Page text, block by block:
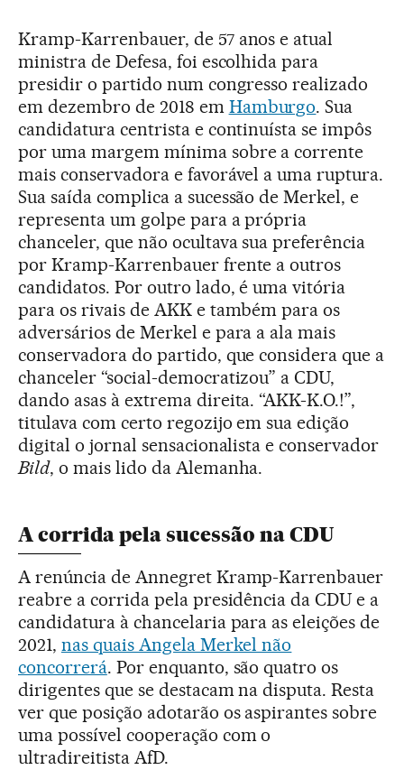
Kramp-Karrenbauer, de 57 anos e atual
ministra de Defesa, foi escolhida para
presidir o partido num congresso realizado
em dezembro de 2018 em Hamburgo. Sua
candidatura centrista e continuísta se impôs
por uma margem mínima sobre a corrente
mais conservadora e favorável a uma ruptura.
Sua saída complica a sucessão de Merkel, e
representa um golpe para a própria
chanceler, que não ocultava sua preferência
por Kramp-Karrenbauer frente a outros
candidatos. Por outro lado, é uma vitória
para os rivais de AKK e também para os
adversários de Merkel e para a ala mais
conservadora do partido, que considera que a
chanceler “social-democratizou” a CDU,
dando asas à extrema direita. “AKK-K.O.!”,
titulava com certo regozijo em sua edição
digital o jornal sensacionalista e conservador
Bild, o mais lido da Alemanha.
A corrida pela sucessão na CDU
A renúncia de Annegret Kramp-Karrenbauer
reabre a corrida pela presidência da CDU e a
candidatura à chancelaria para as eleições de
2021, nas quais Angela Merkel não
concorrerá. Por enquanto, são quatro os
dirigentes que se destacam na disputa. Resta
ver que posição adotarão os aspirantes sobre
uma possível cooperação com o
ultradireitista AfD.